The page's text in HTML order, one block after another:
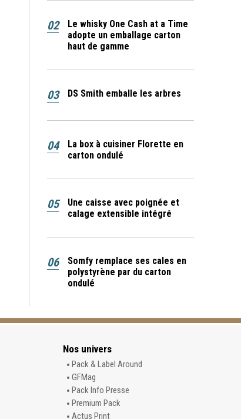
02
Le whisky One Cash at a Time
adopte un emballage carton
haut de gamme
03 DS Smith emballe les arbres
04
La box à cuisiner Florette en
carton ondulé
05
Une caisse avec poignée et
calage extensible intégré
06
Somfy remplace ses cales en
polystyrène par du carton
ondulé
Nos univers
Pack & Label Around
GFMag
Pack Info Presse
Premium Pack
Actus Print